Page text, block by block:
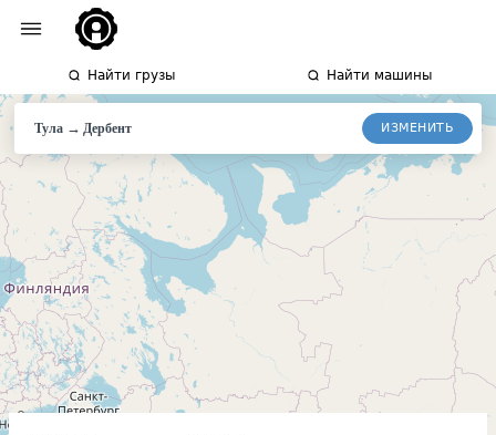
Найти грузы Найти машины
Тула→Дербент ИЗМЕНИТЬ